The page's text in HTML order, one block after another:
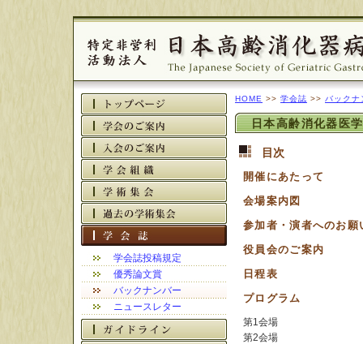
学会誌投稿規定
優秀論文賞
バックナンバー
ニュースレター
HOME >> 学会誌 >> バックナ
日本高齢消化器
目次
開催にあたって
会場案内図
参加者・演者へのお願
役員会のご案内
日程表
プログラム
第1会場
第2会場